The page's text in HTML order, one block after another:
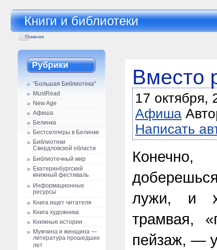
Книги и библиотеки
Главная
Рубрики
"Большая Библиотека"
MustRead
New Age
Афиша
Белинка
Бестселлеры в Белинке
Библиотеки
Свердловской области
Библиотечный мир
Екатеринбургский
книжный фестиваль
Информационные
ресурсы
Книга ищет читателя
Книга художника
Книжные истории
Мужчина и женщина —
литература прошедших
лет
Вместо
17 октября,
Афиша
Написать
лужи, и
трамвая,
пейзаж, —